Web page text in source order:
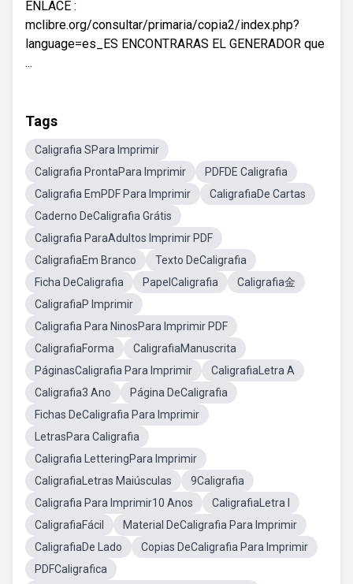
ENLACE :
mclibre.org/consultar/primaria/copia2/index.php?
language=es_ES ENCONTRARAS EL GENERADOR que
...
Tags
Caligrafia SPara Imprimir
Caligrafia ProntaPara Imprimir
PDFDE Caligrafia
Caligrafia EmPDF Para Imprimir
CaligrafiaDe Cartas
Caderno DeCaligrafia Grátis
Caligrafia ParaAdultos Imprimir PDF
CaligrafiaEm Branco
Texto DeCaligrafia
Ficha DeCaligrafia
PapelCaligrafia
Caligrafia金
CaligrafiaP Imprimir
Caligrafia Para NinosPara Imprimir PDF
CaligrafiaForma
CaligrafiaManuscrita
PáginasCaligrafia Para Imprimir
CaligrafiaLetra A
Caligrafia3 Ano
Página DeCaligrafia
Fichas DeCaligrafia Para Imprimir
LetrasPara Caligrafia
Caligrafia LetteringPara Imprimir
CaligrafiaLetras Maiúsculas
9Caligrafia
Caligrafia Para Imprimir10 Anos
CaligrafiaLetra I
CaligrafiaFácil
Material DeCaligrafia Para Imprimir
CaligrafiaDe Lado
Copias DeCaligrafia Para Imprimir
PDFCaligrafica